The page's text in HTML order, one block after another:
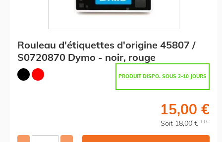
Rouleau d'étiquettes d'origine 45807 /
S0720870 Dymo - noir, rouge
PRODUIT DISPO. SOUS 2-10 JOURS
15,00 €
Soit 18,00 € TTC